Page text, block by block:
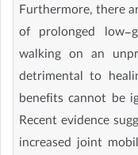
Furthermore, there
of prolonged low-
walking on an
detrimental to
benefits cannot be
Recent evidence
increased joint